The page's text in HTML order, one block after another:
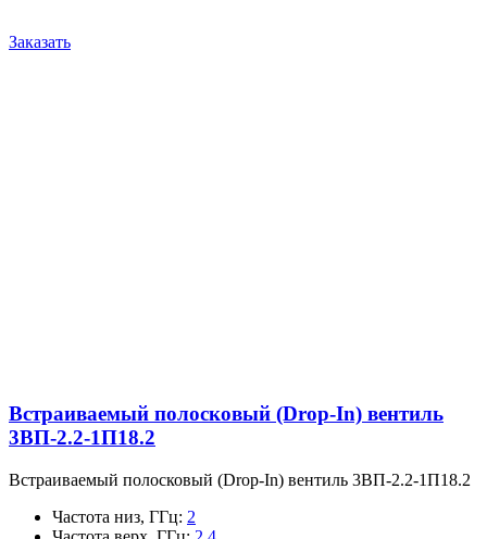
Заказать
Встраиваемый полосковый (Drop-In) вентиль
3ВП-2.2-1П18.2
Встраиваемый полосковый (Drop-In) вентиль 3ВП-2.2-1П18.2
Частота низ, ГГц: 2